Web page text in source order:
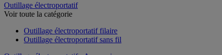
Outillage électroportatif
Voir toute la catégorie
Outillage électroportatif filaire
Outillage électroportatif sans fil